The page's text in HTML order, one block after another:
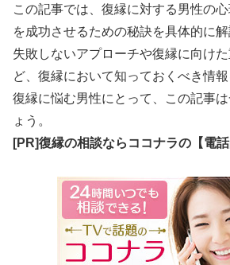
この記事では、復縁に対する男性の
を成功させるための秘訣を具体的に解
失敗しないアプローチや復縁に向け
ど、復縁において知っておくべき情報
復縁に悩む男性にとって、この記事
ょう。
[PR]復縁の相談ならココナラの【電話